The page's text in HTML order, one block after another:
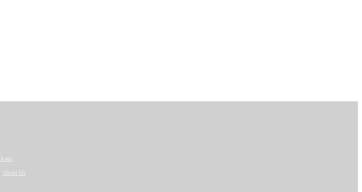
Home
About Us